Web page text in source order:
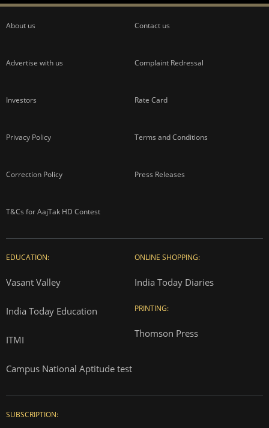
About us Contact us
Advertise with us Complaint Redressal
Investors Rate Card
Privacy Policy Terms and Conditions
Correction Policy Press Releases
T&Cs for AajTak HD Contest
EDUCATION:
Vasant Valley
India Today Education
ITMI
Campus National Aptitude test
ONLINE SHOPPING:
India Today Diaries
PRINTING:
Thomson Press
SUBSCRIPTION: